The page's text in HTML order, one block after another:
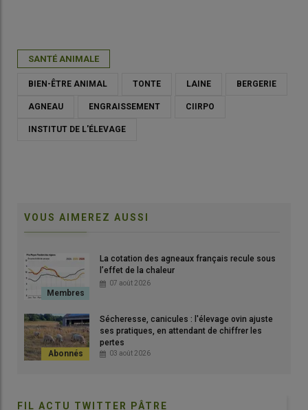
Les agneaux tondus supportent mieux les fortes chaleurs et
SANTÉ ANIMALE
BIEN-ÊTRE ANIMAL TONTE LAINE BERGERIE
AGNEAU ENGRAISSEMENT CIIRPO
INSTITUT DE L'ÉLEVAGE
VOUS AIMEREZ AUSSI
La cotation des agneaux français recule sous
l’effet de la chaleur
07 août 2026
Sécheresse, canicules : l'élevage ovin ajuste
ses pratiques, en attendant de chiffrer les
pertes
03 août 2026
FIL ACTU TWITTER PÂTRE